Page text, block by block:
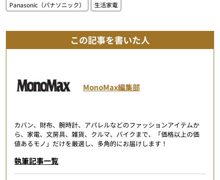
Panasonic（パナソニック） 生活家電
この記事を書いた人
MonoMax編集部
カバン、財布、腕時計、アパレルなどのファッションアイテムか
ら、家電、文房具、雑貨、クルマ、バイクまで、「価格以上の価
値あるモノ」だけを厳選し、多角的にお届けします！
執筆記事一覧